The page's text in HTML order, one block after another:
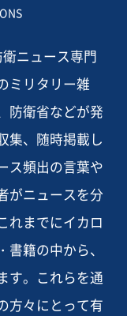
ニュース専門
ミリタリー雑
防衛省などが発
集、随時掲載し
ス頻出の言葉や
がニュースを分
れまでにイカロ
籍の中から、
す。これらを通
方々にとって有